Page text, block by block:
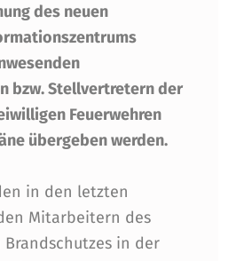
des neuen
bzw. Stellvertretern der
Feuerwehren
übergeben werden.
in den letzten
Mitarbeitern des
in der